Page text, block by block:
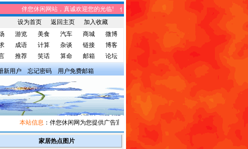
伴您休闲网站，真诚欢迎您的光临! 伴您休闲网站，将免费给您带来趣味时事、笑话
设为首页 返回主页
加入收藏
游览 美食 汽车 商城
微博
成语 计算 杂谈 链接
博客
推荐 笑话 算命 邮箱 论坛
新用户 忘记密码 用户免费邮箱
本站信息：伴您休闲网为您提供广告宣传和信息发布，有需求者请与我们联系。
家居热点图片